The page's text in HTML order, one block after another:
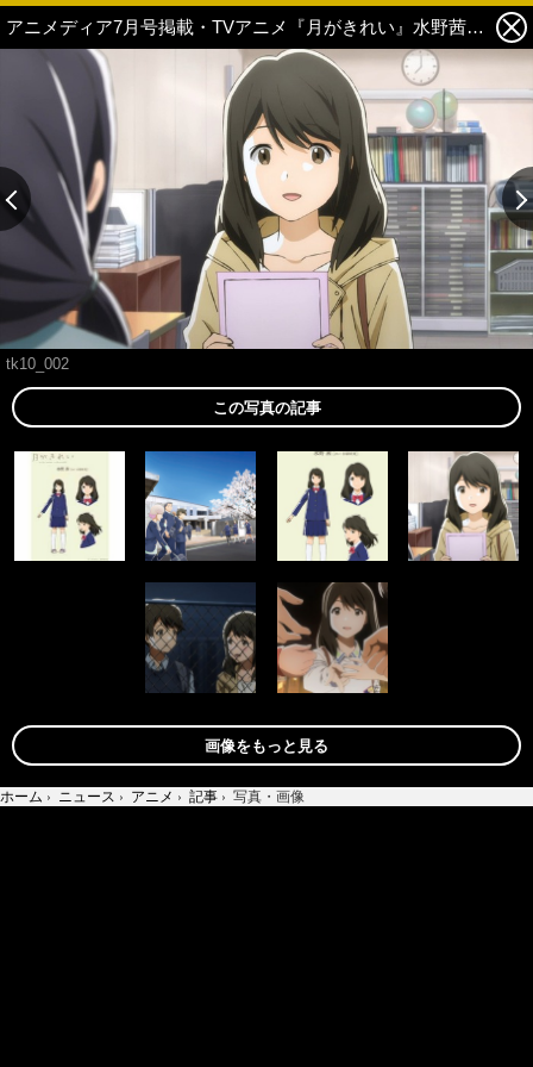
アニメディア7月号掲載・TVアニメ『月がきれい』水野茜役・小原好美インタビュー全文公開！ 4枚目の写真・画像
tk10_002
この写真の記事
画像をもっと見る
ホーム › ニュース › アニメ › 記事 › 写真・画像